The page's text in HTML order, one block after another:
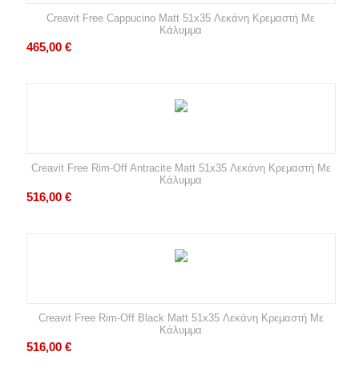
Creavit Free Cappucino Matt 51x35 Λεκάνη Κρεμαστή Με
Κάλυμμα
465,00 €
Creavit Free Rim-Off Antracite Matt 51x35 Λεκάνη Κρεμαστή Με
Κάλυμμα
516,00 €
Creavit Free Rim-Off Black Matt 51x35 Λεκάνη Κρεμαστή Με
Κάλυμμα
516,00 €